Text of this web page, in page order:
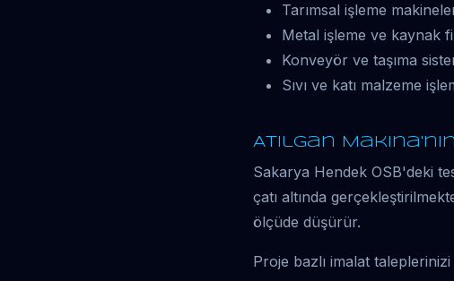
Tarımsal işleme
Metal işleme ve kaynak
Konveyör ve taşıma
Sıvı ve katı malzeme
Atılgan
Sakarya Hendek OSB'deki
çatı altında
ölçüde düşürür.
Proje bazlı imalat